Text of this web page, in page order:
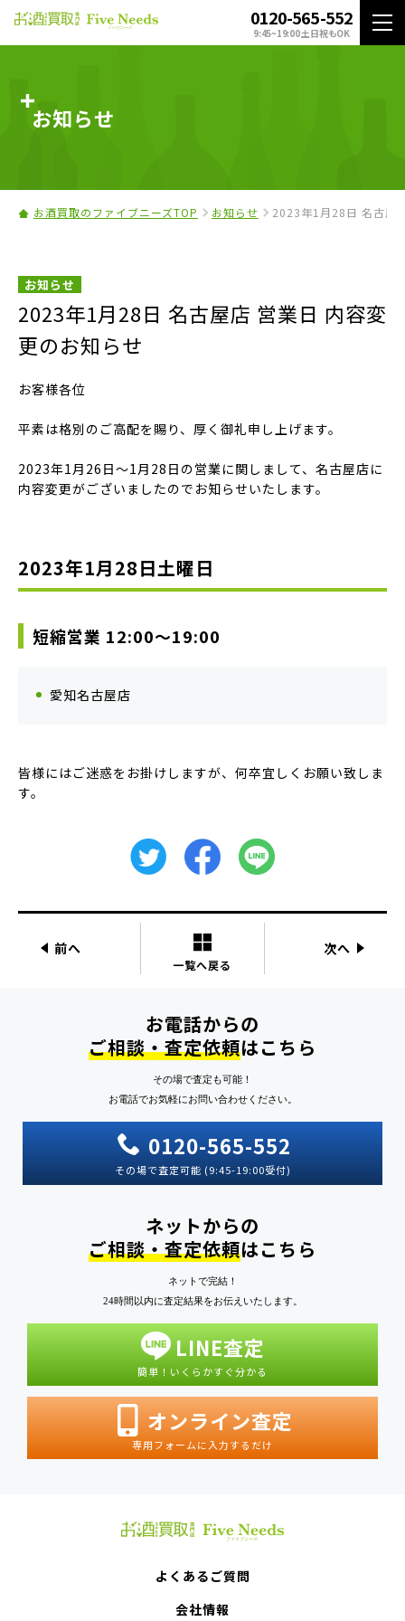
0120-565-552
9:45~19:00 土日祝もOK
お知らせ
お酒買取のファイブニーズTOP お知らせ 2023年1月28日 名古屋
お知らせ
2023年1月28日 名古屋店 営業日 内容変
更のお知らせ
お客様各位
平素は格別のご高配を賜り、厚く御礼申し上げます。
2023年1月26日～1月28日の営業に関しまして、名古屋店に
内容変更がございましたのでお知らせいたします。
2023年1月28日土曜日
短縮営業 12:00〜19:00
愛知名古屋店
皆様にはご迷惑をお掛けしますが、何卒宜しくお願い致しま
す。
前へ
一覧へ戻る
次へ
お電話からの
ご相談・査定依頼はこちら
その場で査定も可能！
お電話でお気軽にお問い合わせください。
0120-565-552
その場で査定可能 (9:45-19:00受付)
ネットからの
ご相談・査定依頼はこちら
ネットで完結！
24時間以内に査定結果をお伝えいたします。
LINE査定
簡単！いくらかすぐ分かる
オンライン査定
専用フォームに入力するだけ
よくあるご質問
会社情報